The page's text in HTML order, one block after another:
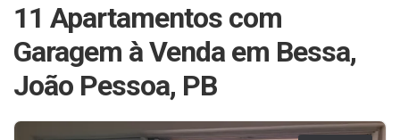
11 Apartamentos com
Garagem à Venda em Bessa,
João Pessoa, PB